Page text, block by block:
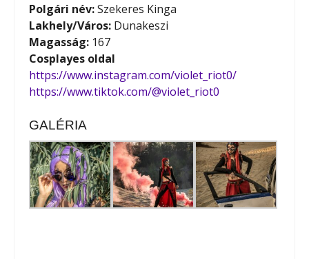
Polgári név:Szekeres Kinga
Lakhely/Város: Dunakeszi
Magasság: 167
Cosplayes oldal
https://www.instagram.com/violet_riot0/
https://www.tiktok.com/@violet_riot0
GALÉRIA